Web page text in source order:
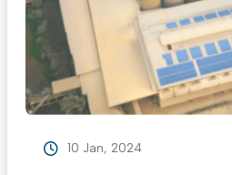
10 Jan, 2024